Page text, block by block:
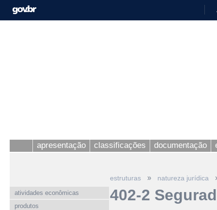
apresentação classificações documentação
atividades econômicas
produtos
estruturas » natureza jurídica
402-2